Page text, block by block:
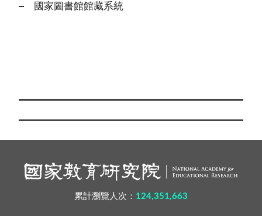
國家圖書館館藏系統
累計瀏覽人次： 124,351,663